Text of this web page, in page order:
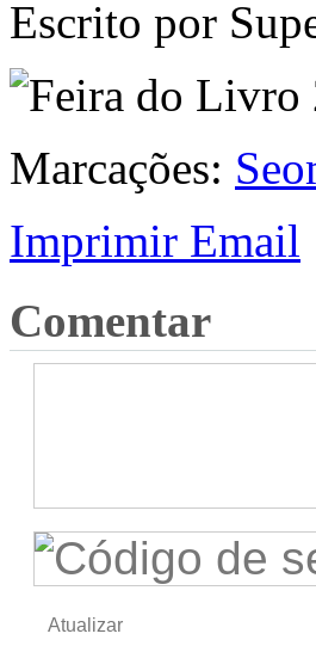
Escrito por
Marcações:
Imprimir Email
Comentar
Atualizar